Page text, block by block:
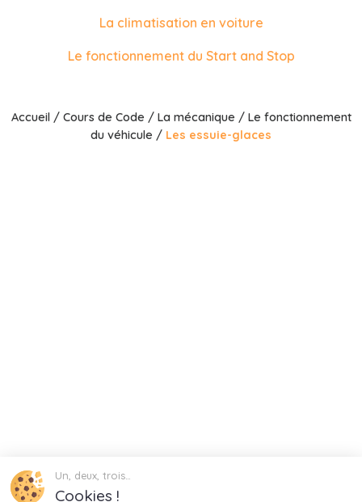
Un, deux, trois…
Cookies !
La climatisation en voiture
Le fonctionnement du Start and Stop
Accueil/ Cours de Code / La mécanique / Le fonctionnement
du véhicule / Les essuie-glaces